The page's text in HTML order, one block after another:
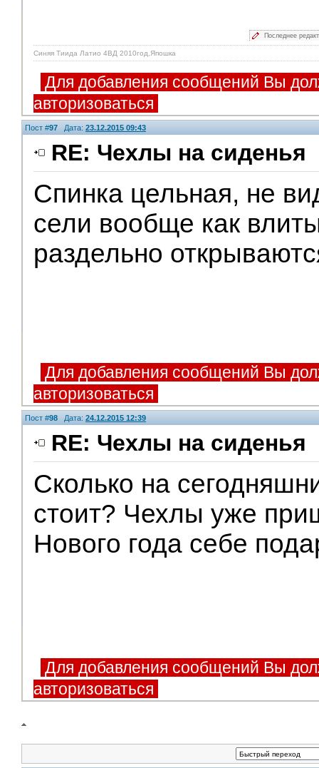
Последнее
Синяя Тиида Латио 4ВД 2010год,Япошка
Для добавления сообщений Вы
авторизоваться
Пост #97 Дата: 23.12.2015 09:43
RE: Чехлы на сиденья
Спинка цельная, не
сели вообще как
раздельно
Для добавления сообщений Вы
авторизоваться
Пост #98 Дата: 24.12.2015 12:39
RE: Чехлы на сиденья
Сколько на
стоит? Чехлы уже
Нового года себе
Для добавления сообщений Вы
авторизоваться